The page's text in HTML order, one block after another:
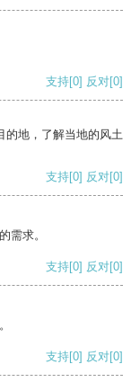
支持[0] 反对[0]
的地，了解当地的风土
支持[0] 反对[0]
需求。
支持[0] 反对[0]
支持[0] 反对[0]